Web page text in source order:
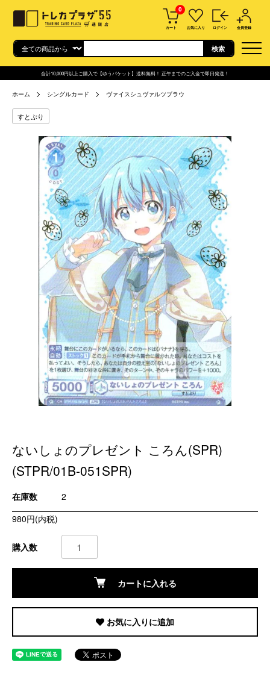
0
カート お気に入り ログイン 会員登録
合計10,000円以上ご購入で【ゆうパケット】送料無料！ 正午までのご入金で即日発送！
ホーム シングルカード ヴァイスシュヴァルツブラウ
すとぷり
ないしょのプレゼント ころん(SPR)
(STPR/01B-051SPR)
在庫数
2
980円(内税)
購入数
カートに入れる
お気に入りに追加